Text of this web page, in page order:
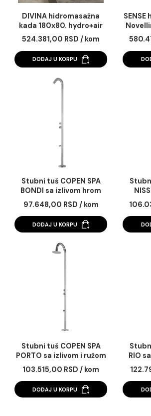
DIVINA hidromasažna
kada 180x80. hydro+air
sa panel.metal. crnim
ram. wood grain
524.381,00 RSD / kom
Stubni tuš COPEN SPA
97.648,00 RSD / kom